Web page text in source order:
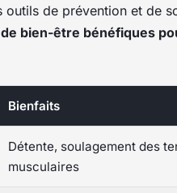
de prévention et de
bien-être bénéfiques
Bienfaits
Détente, soulagement des
musculaires